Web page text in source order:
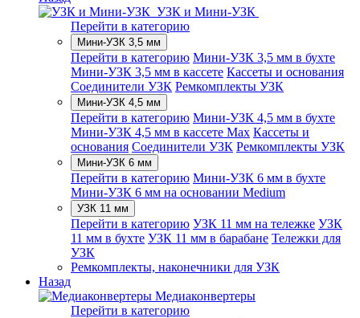
УЗК и Мини-УЗК
Перейти в категорию
Мини-УЗК 3,5 мм
Перейти в категорию Мини-УЗК 3,5 мм в бухте
Мини-УЗК 3,5 мм в кассете Кассеты и основания
Соединители УЗК Ремкомплекты УЗК
Мини-УЗК 4,5 мм
Перейти в категорию Мини-УЗК 4,5 мм в бухте
Мини-УЗК 4,5 мм в кассете Max Кассеты и
основания Соединители УЗК Ремкомплекты УЗК
Мини-УЗК 6 мм
Перейти в категорию Мини-УЗК 6 мм в бухте
Мини-УЗК 6 мм на основании Medium
УЗК 11 мм
Перейти в категорию УЗК 11 мм на тележке УЗК
11 мм в бухте УЗК 11 мм в барабане Тележки для
УЗК
Ремкомплекты, наконечники для УЗК
Назад
Медиаконвертеры
Перейти в категорию